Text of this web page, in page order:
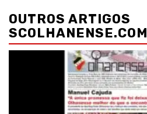
de
artigos
OUTROS ARTIGOS
SCOLHANENSE.COM